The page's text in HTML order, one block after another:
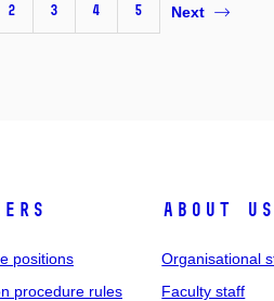
2 3 4 5 Next
positions
procedure rules
About us
Organisational
Faculty staff